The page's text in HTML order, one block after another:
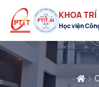
KHOA
Học viện